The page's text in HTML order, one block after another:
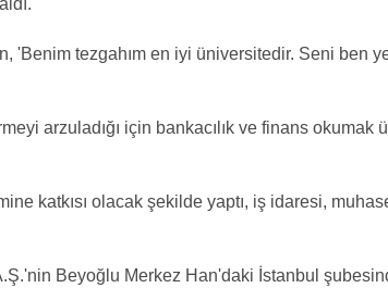
'Benim tezgahım en iyi üniversitedir. Seni ben
arzuladığı için bankacılık ve finans
katkısı olacak şekilde yaptı, iş idaresi,
Beyoğlu Merkez Han'daki İstanbul